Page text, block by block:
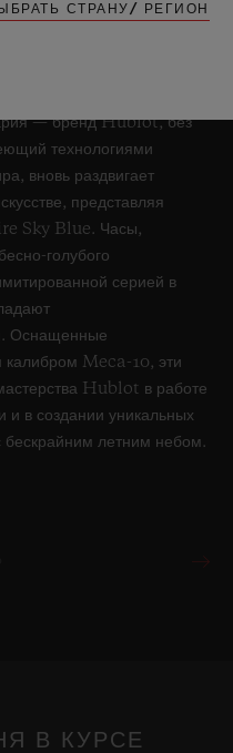
SKY BLUE
— бренд Hublot, без
технологиями
вновь раздвигает
представляя
Sky Blue. Часы,
голубого
серией в
Оснащенные
Meca-10, эти
Hublot в работе
в создании уникальных
бескрайним летним небом.
В КУРСЕ
СТРАНУ/ РЕГИОН